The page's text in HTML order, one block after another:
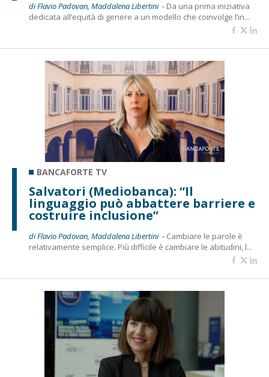
di Flavio Padovan, Maddalena Libertini - Da una prima iniziativa
dedicata all’equità di genere a un modello che coinvolge l’in...
BANCAFORTE TV
Salvatori (Mediobanca): “Il
linguaggio può abbattere barriere e
costruire inclusione”
di Flavio Padovan, Maddalena Libertini - Cambiare le parole è
relativamente semplice. Più difficile è cambiare le abitudini, l...